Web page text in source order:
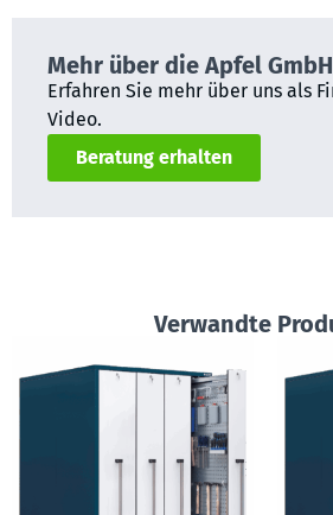
Mehr über die Apfel GmbH
Erfahren Sie mehr über uns als
Video.
Beratung erhalten
Verwandte